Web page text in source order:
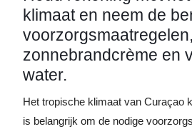
klimaat en neem de
zonnebrandcrème en
water.
Het tropische klimaat van Curaçao
is belangrijk om de nodige